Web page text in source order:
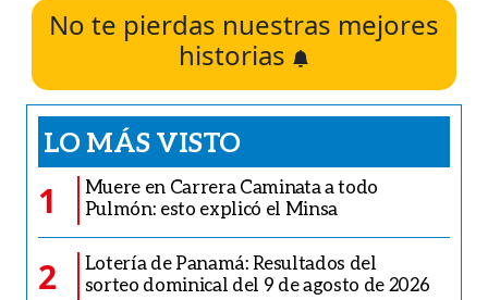
No te pierdas nuestras mejores
historias
LO MÁS VISTO
1
Muere en Carrera Caminata a todo
Pulmón: esto explicó el Minsa
2
Lotería de Panamá: Resultados del
sorteo dominical del 9 de agosto de 2026